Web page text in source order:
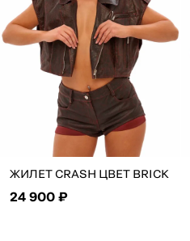
ЖИЛЕТ CRASH ЦВЕТ BRICK
24 900 ₽